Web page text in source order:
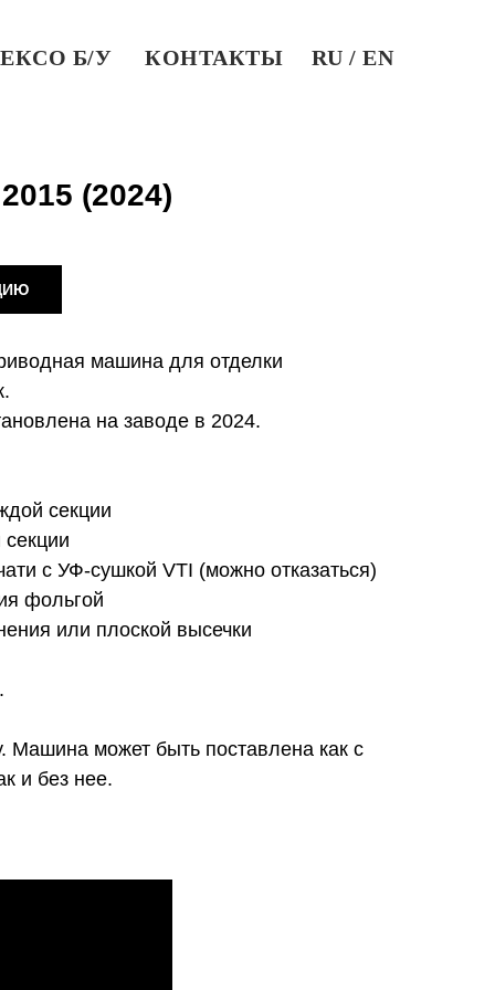
Б/У КОНТАКТЫ RU / EN
(2024)
машина для отделки
на заводе в 2024.
секции
с УФ-сушкой VTI (можно отказаться)
фольгой
или плоской высечки
Машина может быть поставлена как с
и без нее.